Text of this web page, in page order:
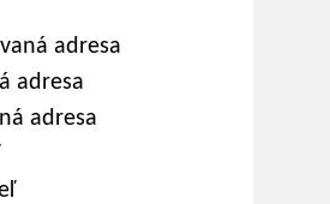
adresa
adresa
adresa